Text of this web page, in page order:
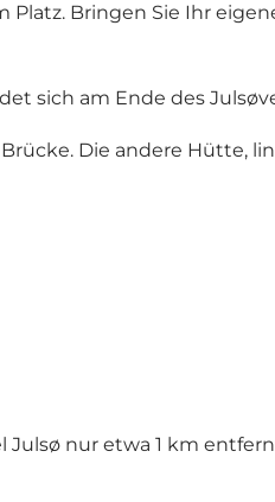
Bringen Sie Ihr
sich am Ende des
Die andere Hütte,
nur etwa 1 km